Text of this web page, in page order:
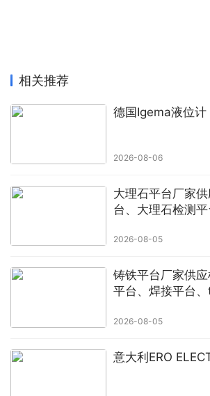
2. 剥离全部派遣员工人事琐事，释放企
生产经营与主业发展；
方案，规避合规漏洞；
4. 派遣员工劳动关系归属我司，全权承
5. 全套人事资料标准化留存，台账合规
地人社常态化专项检查。
公司介绍
骏伯人力集团总部在广州，陆续建立了
相关推荐
德国Igema液位计
2026-08-06
大理石平台厂家
台、大理石检测
2026-08-05
铸铁平台厂家供
平台、焊接平台
2026-08-05
意大利ERO